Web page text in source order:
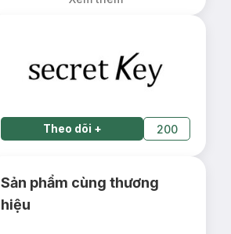
Theo dõi + 200
Sản phẩm cùng thương
hiệu